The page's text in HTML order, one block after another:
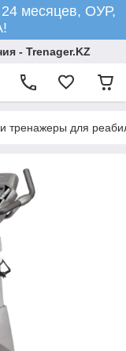
месяцев, ОУР,
- Trenager.KZ
тренажеры для